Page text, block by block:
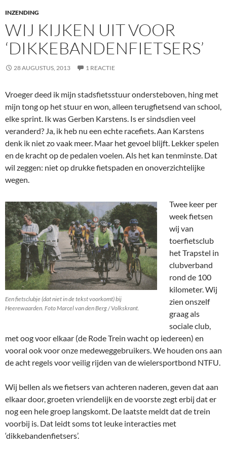
INZENDING
WIJ KIJKEN UIT VOOR
‘DIKKEBANDENFIETSERS’
28 AUGUSTUS, 2013 1 REACTIE
Vroeger deed ik mijn stadsfietsstuur ondersteboven, hing met
mijn tong op het stuur en won, alleen terugfietsend van school,
elke sprint. Ik was Gerben Karstens. Is er sindsdien veel
veranderd? Ja, ik heb nu een echte racefiets. Aan Karstens
denk ik niet zo vaak meer. Maar het gevoel blijft. Lekker spelen
en de kracht op de pedalen voelen. Als het kan tenminste. Dat
wil zeggen: niet op drukke fietspaden en onoverzichtelijke
wegen.
Een fietsclubje (dat niet in de tekst voorkomt) bij
Heerewaarden. Foto Marcel van den Berg / Volkskrant.
Twee keer per
week fietsen
wij van
toerfietsclub
het Trapstel in
clubverband
rond de 100
kilometer. Wij
zien onszelf
graag als
sociale club,
met oog voor elkaar (de Rode Trein wacht op iedereen) en
vooral ook voor onze medeweggebruikers. We houden ons aan
de acht regels voor veilig rijden van de wielersportbond NTFU.
Wij bellen als we fietsers van achteren naderen, geven dat aan
elkaar door, groeten vriendelijk en de voorste zegt erbij dat er
nog een hele groep langskomt. De laatste meldt dat de trein
voorbij is. Dat leidt soms tot leuke interacties met
‘dikkebandenfietsers’.